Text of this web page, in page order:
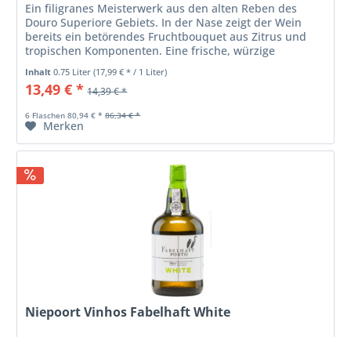
Ein filigranes Meisterwerk aus den alten Reben des
Douro Superiore Gebiets. In der Nase zeigt der Wein
bereits ein betörendes Fruchtbouquet aus Zitrus und
tropischen Komponenten. Eine frische, würzige
Mineralität rundet das Profil ab und...
Inhalt0.75 Liter(17,99 € * / 1 Liter)
13,49 € * 14,39 € *
6 Flaschen 80,94 € * 86,34 € *
Merken
Niepoort Vinhos Fabelhaft White